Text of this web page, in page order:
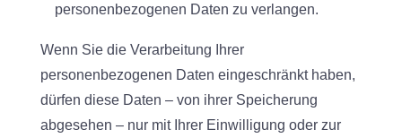
personenbezogenen Daten zu verlangen.
Wenn Sie die Verarbeitung Ihrer
personenbezogenen Daten eingeschränkt haben,
dürfen diese Daten – von ihrer Speicherung
abgesehen – nur mit Ihrer Einwilligung oder zur